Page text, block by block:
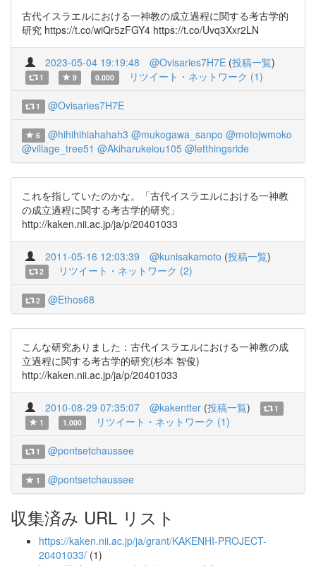
古代イスラエルにおける一神教の成立過程に関する考古学的
研究 https://t.co/wiQr5zFGY4 https://t.co/Uvq3Xxr2LN
2023-05-04 19:19:48 @Ovisaries7H7E (投稿一覧)
1 9 0.000 リツイート・ネットワーク (1)
1 @Ovisaries7H7E
6 @hihihihiahahah3 @mukogawa_sanpo @motojwmoko
@village_tree51 @Akiharukeiou105 @letthingsride
これを指していたのかな。「古代イスラエルにおける一神教
の成立過程に関する考古学的研究」
http://kaken.nii.ac.jp/ja/p/20401033
2011-05-16 12:03:39 @kunisakamoto (投稿一覧)
2 リツイート・ネットワーク (2)
2 @Ethos68
こんな研究ありました：古代イスラエルにおける一神教の成
立過程に関する考古学的研究(杉本 智俊)
http://kaken.nii.ac.jp/ja/p/20401033
2010-08-29 07:35:07 @kakentter (投稿一覧)
1
1
1.000 リツイート・ネットワーク (1)
1 @pontsetchaussee
1 @pontsetchaussee
収集済み URL リスト
https://kaken.nii.ac.jp/ja/grant/KAKENHI-PROJECT-
20401033/ (1)